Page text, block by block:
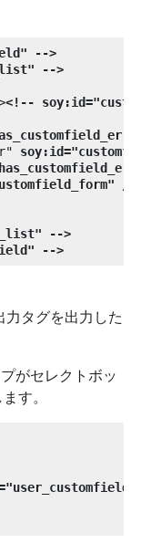
-->
-->
<!--
/-->
-->
-->
タグを出力した
がセレクトボッ
す。